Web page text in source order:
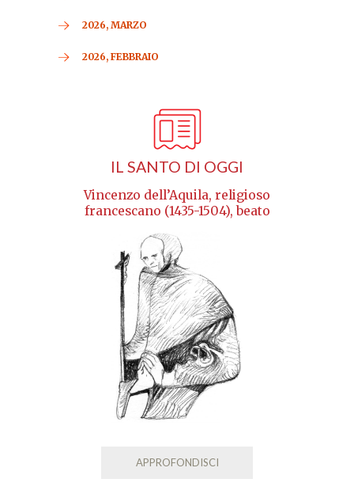
2026, MARZO
2026, FEBBRAIO
IL SANTO DI OGGI
Vincenzo dell’Aquila, religioso
francescano (1435-1504), beato
APPROFONDISCI